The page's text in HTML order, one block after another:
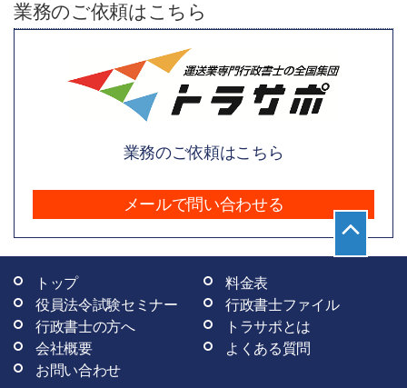
業務のご依頼はこちら
業務のご依頼はこちら
メールで問い合わせる
トップ
料金表
役員法令試験セミナー
行政書士ファイル
行政書士の方へ
トラサポとは
会社概要
よくある質問
お問い合わせ